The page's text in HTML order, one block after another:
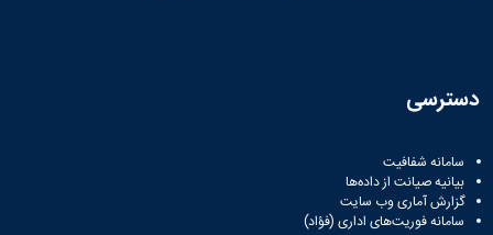
دسترسی
سامانه شفافیت
بیانیه صیانت از داده‌ها
گزارش آماری وب‌ سایت
سامانه فوریت‌های اداری (فؤاد)